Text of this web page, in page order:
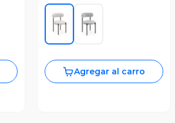
Agregar al carro